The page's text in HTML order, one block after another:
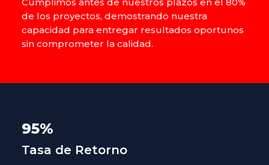
de los proyectos, demostrando nuestra
capacidad para entregar resultados oportunos
sin comprometer la calidad.
95%
Tasa de Retorno